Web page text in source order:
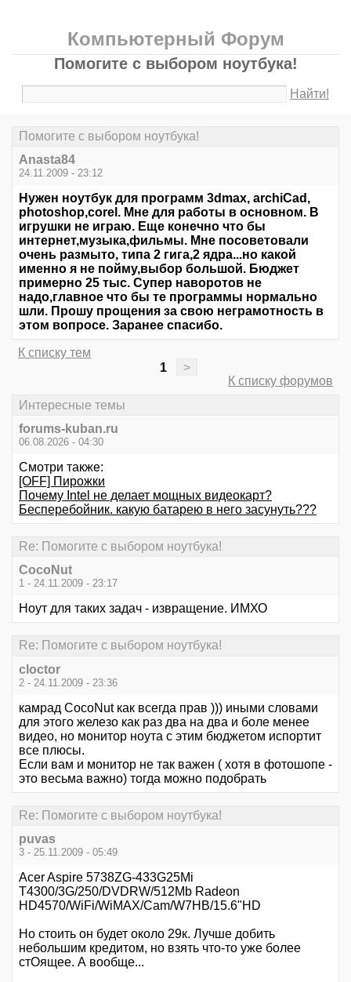
Компьютерный Форум
Помогите с выбором ноутбука!
Найти!
Помогите с выбором ноутбука!
Anasta84
24.11.2009 - 23:12
Нужен ноутбук для программ 3dmax, archiCad,
photoshop,corel. Мне для работы в основном. В
игрушки не играю. Еще конечно что бы
интернет,музыка,фильмы. Мне посоветовали
очень размыто, типа 2 гига,2 ядра...но какой
именно я не пойму,выбор большой. Бюджет
примерно 25 тыс. Супер наворотов не
надо,главное что бы те программы нормально
шли. Прошу прощения за свою неграмотность в
этом вопросе. Заранее спасибо.
К списку тем
1
>
К списку форумов
Интересные темы
forums-kuban.ru
06.08.2026 - 04:30
Смотри также:
[OFF] Пирожки
Почему Intel не делает мощных видеокарт?
Бесперебойник. какую батарею в него засунуть???
Re: Помогите с выбором ноутбука!
CocoNut
1 - 24.11.2009 - 23:17
Ноут для таких задач - извращение. ИМХО
Re: Помогите с выбором ноутбука!
cloctor
2 - 24.11.2009 - 23:36
камрад CocoNut как всегда прав ))) иными словами
для этого железо как раз два на два и боле менее
видео, но монитор ноута с этим бюджетом испортит
все плюсы.
Если вам и монитор не так важен ( хотя в фотошопе -
это весьма важно) тогда можно подобрать
Re: Помогите с выбором ноутбука!
puvas
3 - 25.11.2009 - 05:49
Acer Aspire 5738ZG-433G25Mi
T4300/3G/250/DVDRW/512Mb Radeon
HD4570/WiFi/WiMAX/Сam/W7HB/15.6"HD
Но стоить он будет около 29к. Лучше добить
небольшим кредитом, но взять что-то уже более
стОящее. А вообще...